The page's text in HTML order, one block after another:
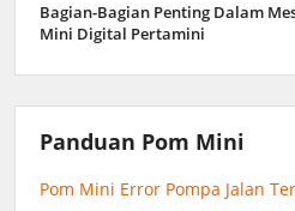
Bagian-Bagian Penting Dalam
Mini Digital Pertamini
Panduan Pom Mini
Pom Mini Error Pompa Jalan